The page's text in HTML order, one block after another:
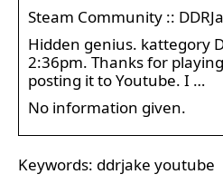
Steam Community ::
Hidden genius. kattegory
2:36pm. Thanks for
posting it to Youtube. I …
No information given.
Keywords: ddrjake youtube